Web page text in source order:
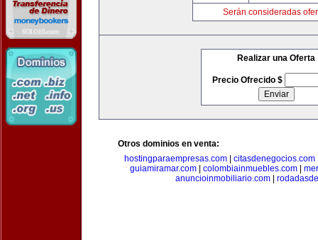
Serán consideradas
Realizar una Oferta
Precio Ofrecido $
Otros dominios en venta:
hostingparaempresas.com| citasdenegocios.com
guiamiramar.com| colombiainmuebles.com|
anuncioinmobiliario.com